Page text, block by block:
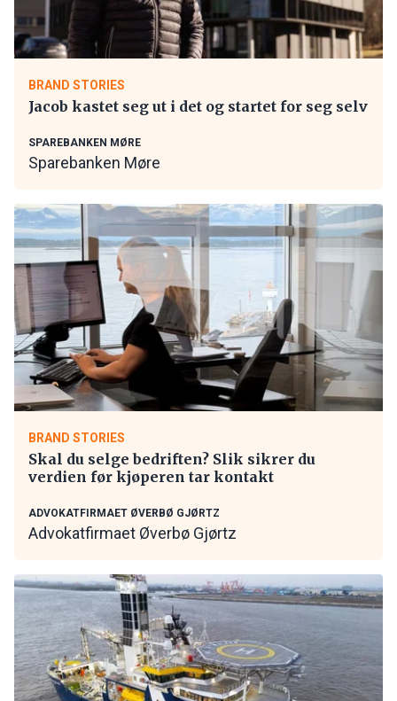
BRAND STORIES
Jacob kastet seg ut i det og startet for seg selv
SPAREBANKEN MØRE
Sparebanken Møre
BRAND STORIES
Skal du selge bedriften? Slik sikrer du
verdien før kjøperen tar kontakt
ADVOKATFIRMAET ØVERBØ GJØRTZ
Advokatfirmaet Øverbø Gjørtz